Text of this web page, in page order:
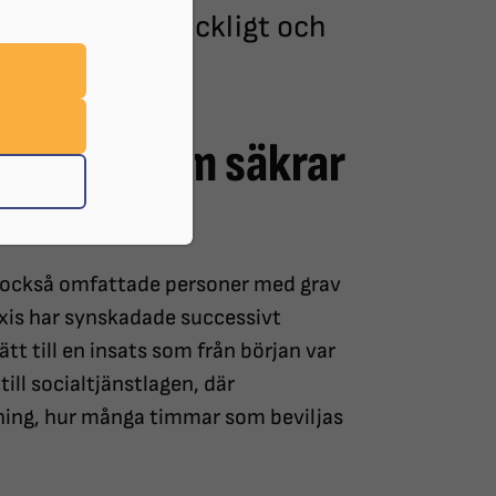
ger ett tillräckligt och
införs som säkrar
omfattade personer med grav
har synskadade successivt
till en insats som från början var
socialtjänstlagen, där
hur många timmar som beviljas